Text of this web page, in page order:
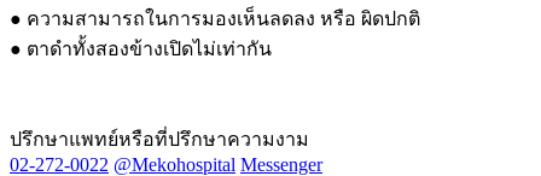
● ความสามารถในการมองเห็นลดลง หรือ ผิดปกติ
● ตาดำทั้งสองข้างเปิดไม่เท่ากัน
ปรึกษาแพทย์หรือที่ปรึกษาความงาม
02-272-0022 @mekohospital Messenger